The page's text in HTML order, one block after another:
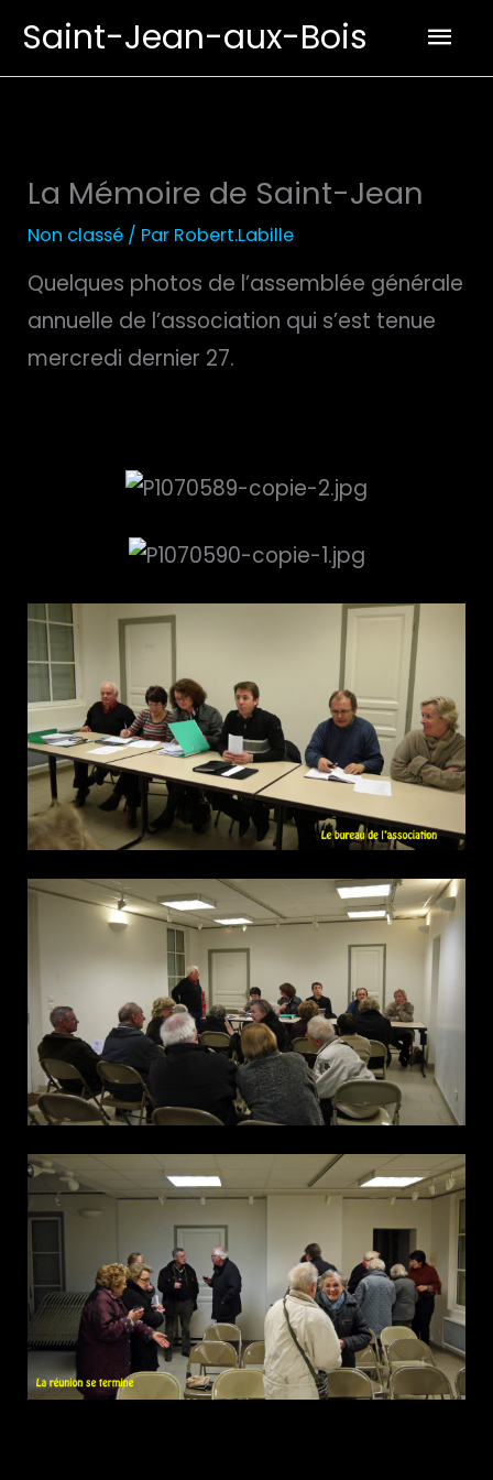
contenu
Saint-Jean-aux-Bois
La Mémoire de Saint-Jean
Non classé / Par Robert.Labille
Quelques photos de l’assemblée générale
annuelle de l’association qui s’est tenue
mercredi dernier 27.